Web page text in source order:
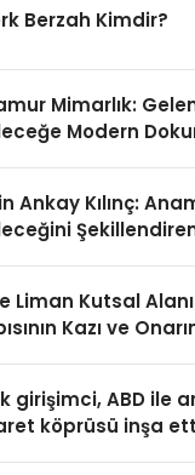
Berzah Kimdir?
Mimarlık:
Modern
Ankay Kılınç:
Liman Kutsal
Kazı ve
girişimci, ABD ile
köprüsü inşa